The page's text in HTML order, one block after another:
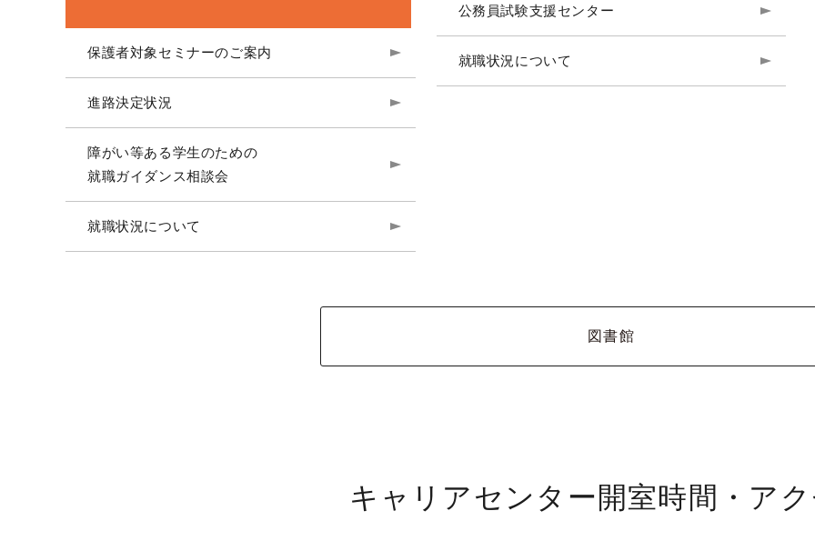
保護者対象セミナーのご案内
進路決定状況
障がい等ある学生のための
就職ガイダンス相談会
就職状況について
公務員試験支援センター
就職状況について
図書館
キャリアセンター開室時間・ア